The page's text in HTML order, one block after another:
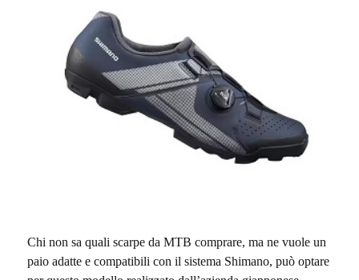
Chi non sa quali scarpe da MTB comprare, ma ne vuole un
paio adatte e compatibili con il sistema Shimano, può optare